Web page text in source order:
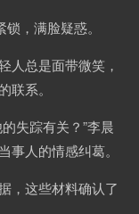
，满脸疑惑。
人总是面带微笑，
系。
失踪有关？”李晨
人的情感纠葛。
，这些材料确认了